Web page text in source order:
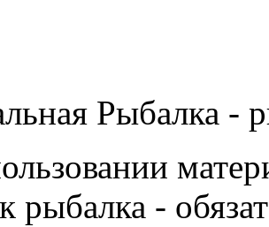
Рыбалка -
рыбалка -